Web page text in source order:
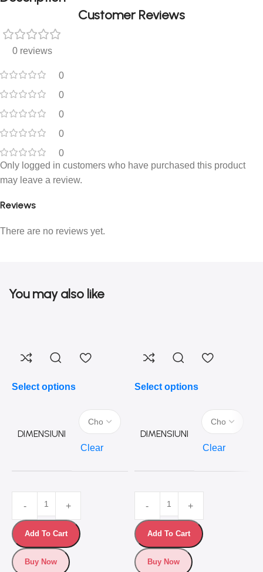
Customer Reviews
0 reviews
0
0
0
0
0
Reviews
There are no reviews yet.
Only logged in customers who have purchased this product
may leave a review.
You may also like
Select options
DIMENSIUNI
Clear
Add To Cart
Buy Now
Select options
DIMENSIUNI
Clear
Add To Cart
Buy Now